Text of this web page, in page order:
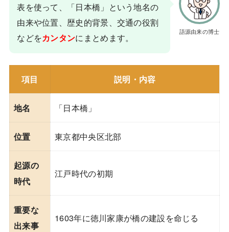
語源由来の博士
表を使って、「日本橋」という地名の
由来や位置、歴史的背景、交通の役割
などをカンタンにまとめます。
項目 説明・内容
地名 「日本橋」
位置 東京都中央区北部
起源の
時代
江戸時代の初期
重要な
出来事
1603年に徳川家康が橋の建設を命じる